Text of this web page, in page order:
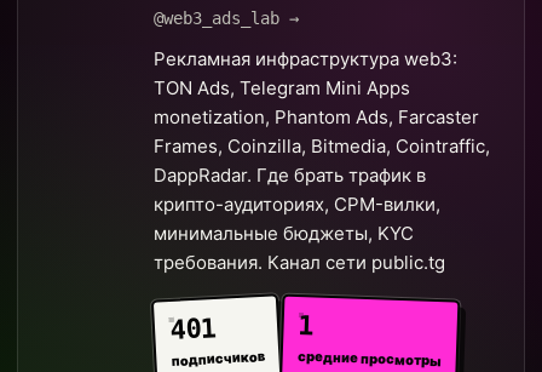
@web3_ads_lab →
Рекламная инфраструктура web3:
TON Ads, Telegram Mini Apps
monetization, Phantom Ads, Farcaster
Frames, Coinzilla, Bitmedia, Cointraffic,
DappRadar. Где брать трафик в
крипто-аудиториях, CPM-вилки,
минимальные бюджеты, KYC
требования. Канал сети public.tg
401
подписчиков
1
средние просмотры